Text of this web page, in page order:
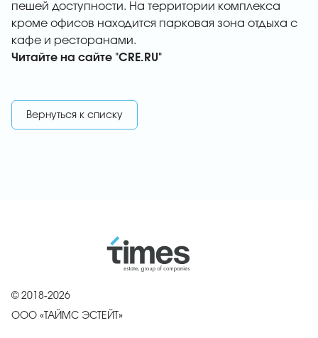
пешей доступности. На территории комплекса
кроме офисов находится парковая зона отдыха с
кафе и ресторанами.
Читайте на сайте "CRE.RU"
Вернуться к списку
© 2018-2026
ООО «ТАЙМС ЭСТЕЙТ»